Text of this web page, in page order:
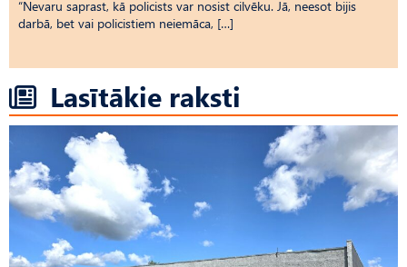
“Nevaru saprast, kā policists var nosist cilvēku. Jā, neesot bijis
darbā, bet vai policistiem neiemāca, […]
Lasītākie raksti